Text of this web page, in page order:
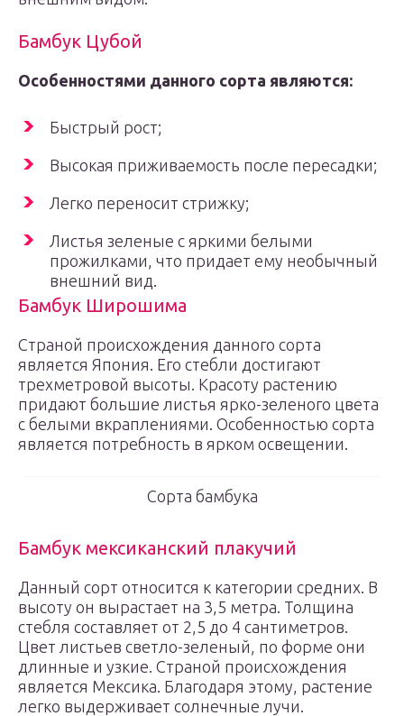
Бамбук Цубой
Особенностями данного сорта являются:
Быстрый рост;
Высокая приживаемость после пересадки;
Легко переносит стрижку;
Листья зеленые с яркими белыми
прожилками, что придает ему необычный
внешний вид.
Бамбук Широшима
Страной происхождения данного сорта
является Япония. Его стебли достигают
трехметровой высоты. Красоту растению
придают большие листья ярко-зеленого цвета
с белыми вкраплениями. Особенностью сорта
является потребность в ярком освещении.
Сорта бамбука
Бамбук мексиканский плакучий
Данный сорт относится к категории средних. В
высоту он вырастает на 3,5 метра. Толщина
стебля составляет от 2,5 до 4 сантиметров.
Цвет листьев светло-зеленый, по форме они
длинные и узкие. Страной происхождения
является Мексика. Благодаря этому, растение
легко выдерживает солнечные лучи.